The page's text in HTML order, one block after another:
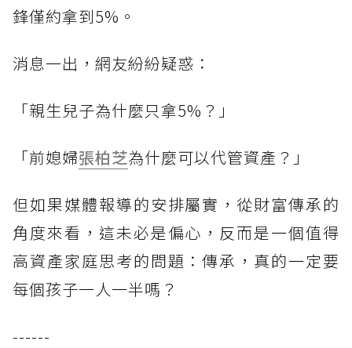
鋒僅約拿到5%。
消息一出，網友紛紛疑惑：
「親生兒子為什麼只拿5%？」
「前媳婦張柏芝為什麼可以代管資產？」
但如果媒體報導的安排屬實，從財富傳承的
角度來看，這未必是偏心，反而是一個值得
高資產家庭思考的問題：傳承，真的一定要
每個孩子一人一半嗎？
------